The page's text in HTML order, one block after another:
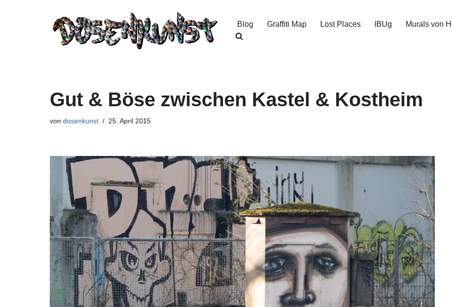
Blog Graffiti Map Lost Places IBUg Murals von
Gut & Böse zwischen Kastel & Kostheim
von dosenkunst 25. April 2015